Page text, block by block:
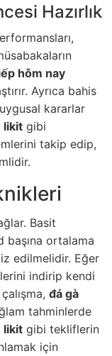
Hazırlık
hôm nay
Ayrıca bahis
kararlar
likit gibi
takip edip,
Basit
ortalama
edilmelidir. Eğer
indirip kendi
đá gà
tahminlerde
likit gibi tekliflerin
için